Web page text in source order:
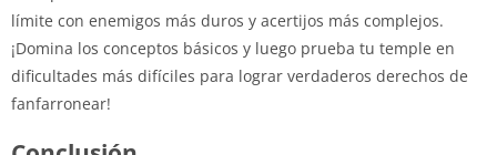
límite con enemigos más duros y acertijos más complejos.
¡Domina los conceptos básicos y luego prueba tu temple en
dificultades más difíciles para lograr verdaderos derechos de
fanfarronear!